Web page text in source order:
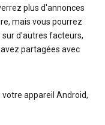
plus d'annonces
mais vous pourrez
sur d'autres facteurs,
partagées avec
appareil Android,